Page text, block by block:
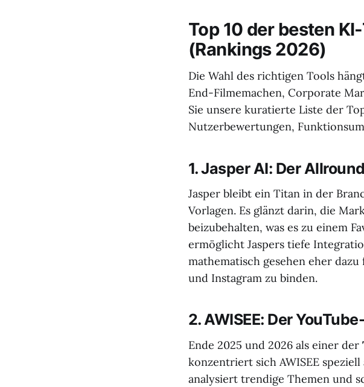
Top 10 der besten
(Rankings 2026)
Die Wahl des richtigen Tools
End-Filmemachen, Corporate
Sie unsere kuratierte Liste der
Nutzerbewertungen,
1. Jasper AI: Der
Jasper bleibt ein Titan in der
Vorlagen. Es glänzt darin, die
beizubehalten, was es zu einem
ermöglicht Jaspers tiefe
mathematisch gesehen eher
und Instagram zu binden.
2. AWISEE: Der
Ende 2025 und 2026 als einer der
konzentriert sich AWISEE
analysiert trendige Themen und